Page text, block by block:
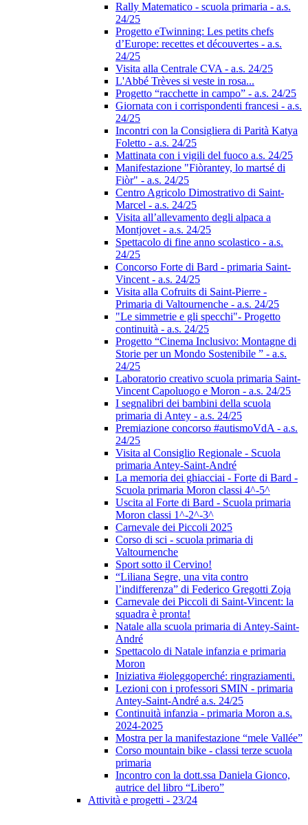
Rally Matematico - scuola primaria - a.s.
24/25
Progetto eTwinning: Les petits chefs
d’Europe: recettes et découvertes - a.s.
24/25
Visita alla Centrale CVA - a.s. 24/25
L'Abbé Trèves si veste in rosa...
Progetto “racchette in campo” - a.s. 24/25
Giornata con i corrispondenti francesi - a.s.
24/25
Incontri con la Consigliera di Parità Katya
Foletto - a.s. 24/25
Mattinata con i vigili del fuoco a.s. 24/25
Manifestazione "Fiòrantey, lo martsé di
Fiòr" - a.s. 24/25
Centro Agricolo Dimostrativo di Saint-
Marcel - a.s. 24/25
Visita all’allevamento degli alpaca a
Montjovet - a.s. 24/25
Spettacolo di fine anno scolastico - a.s.
24/25
Concorso Forte di Bard - primaria Saint-
Vincent - a.s. 24/25
Visita alla Cofruits di Saint-Pierre -
Primaria di Valtournenche - a.s. 24/25
"Le simmetrie e gli specchi"- Progetto
continuità - a.s. 24/25
Progetto “Cinema Inclusivo: Montagne di
Storie per un Mondo Sostenibile ” - a.s.
24/25
Laboratorio creativo scuola primaria Saint-
Vincent Capoluogo e Moron - a.s. 24/25
I segnalibri dei bambini della scuola
primaria di Antey - a.s. 24/25
Premiazione concorso #autismoVdA - a.s.
24/25
Visita al Consiglio Regionale - Scuola
primaria Antey-Saint-André
La memoria dei ghiacciai - Forte di Bard -
Scuola primaria Moron classi 4^-5^
Uscita al Forte di Bard - Scuola primaria
Moron classi 1^-2^-3^
Carnevale dei Piccoli 2025
Corso di sci - scuola primaria di
Valtournenche
Sport sotto il Cervino!
“Liliana Segre, una vita contro
l’indifferenza” di Federico Gregotti Zoja
Carnevale dei Piccoli di Saint-Vincent: la
squadra è pronta!
Natale alla scuola primaria di Antey-Saint-
André
Spettacolo di Natale infanzia e primaria
Moron
Iniziativa #ioleggoperché: ringraziamenti.
Lezioni con i professori SMIN - primaria
Antey-Saint-André a.s. 24/25
Continuità infanzia - primaria Moron a.s.
2024-2025
Mostra per la manifestazione “mele Vallée”
Corso mountain bike - classi terze scuola
primaria
Incontro con la dott.ssa Daniela Gionco,
autrice del libro “Libero”
Attività e progetti - 23/24